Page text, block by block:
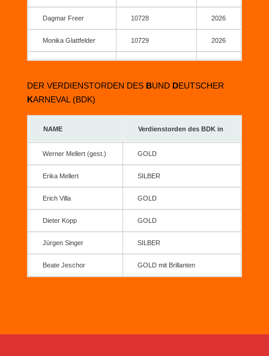
Dagmar Freer 10728 2026
Monika Glattfelder 10729 2026
DER VERDIENSTORDEN DES BUND DEUTSCHER
KARNEVAL (BDK)
NAME Verdienstorden des BDK in
Werner Mellert (gest.) GOLD
Erika Mellert SILBER
Erich Villa GOLD
Dieter Kopp GOLD
Jürgen Singer SILBER
Beate Jeschor GOLD mit Brillanten